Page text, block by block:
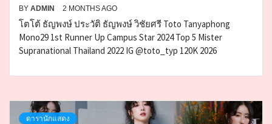
BY ADMIN 2 MONTHS AGO
โตโต้ ธัญพงษ์ ประวัติ ธัญพงษ์ วิชัยศรี Toto Tanyaphong
Mono29 1st Runner Up Campus Star 2024 Top 5 Mister
Supranational Thailand 2022 IG @toto_typ 120K 2026
ดารานักแสดง